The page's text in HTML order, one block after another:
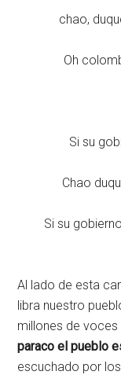
chao,
Oh
Si su
Chao
Si su
Al lado de esta
libra nuestro
millones de voces
paraco el pueblo
escuchado por